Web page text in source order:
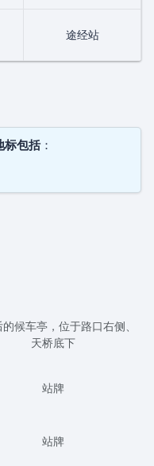
途经站
标包括：
候车亭，位于路口右侧、
天桥底下
站牌
站牌